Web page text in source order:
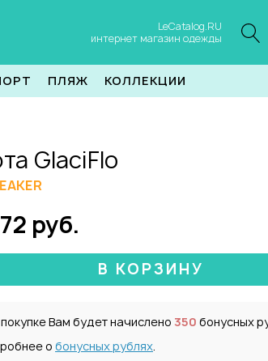
LeCatalog.RU
интернет магазин одежды
ПЛЯЖ КОЛЛЕКЦИИ
GlaciFlo
руб.
В КОРЗИНУ
Вам будет начислено 350 бонусных
о бонусных рублях.